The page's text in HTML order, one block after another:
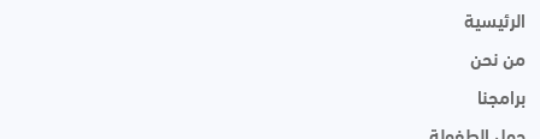
الرئيسية
من نحن
برامجنا